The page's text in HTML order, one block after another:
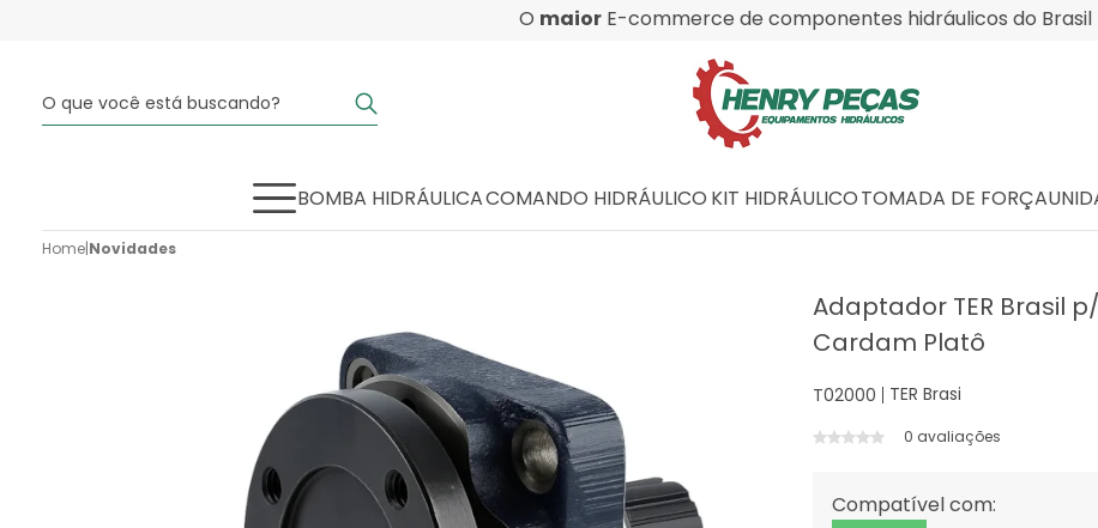
O maior E-commerce de componentes hidráulicos do Brasil
BOMBA HIDRÁULICACOMANDO HIDRÁULICO KIT HIDRÁULICOTOMADA DE FORÇA
Home|Novidades
Adaptador TER Brasil
Cardam Platô
T02000 TER Brasi
0 avaliações
Compatível com: